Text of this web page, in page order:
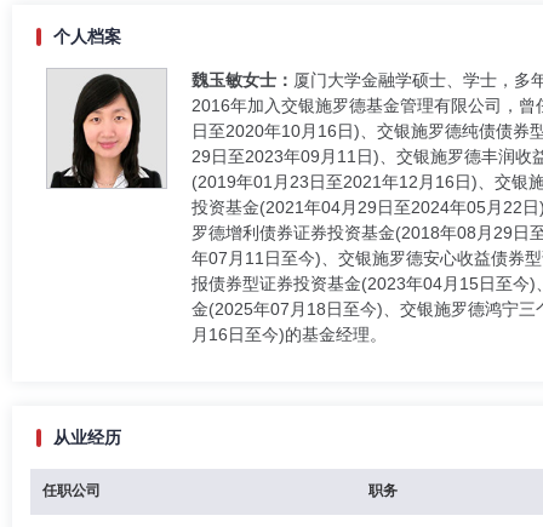
个人档案
魏玉敏女士： 厦门大学金融学硕士、学士，多
2016年加入交银施罗德基金管理有限公司，
日至2020年10月16日)、交银施罗德纯债债券
29日至2023年09月11日)、交银施罗德丰润
(2019年01月23日至2021年12月16日)、交银
投资基金(2021年04月29日至2024年05月22
罗德增利债券证券投资基金(2018年08月29日
年07月11日至今)、交银施罗德安心收益债券
报债券型证券投资基金(2023年04月15日至今
金(2025年07月18日至今)、交银施罗德鸿宁
月16日至今)的基金经理。
从业经历
任职公司 职务